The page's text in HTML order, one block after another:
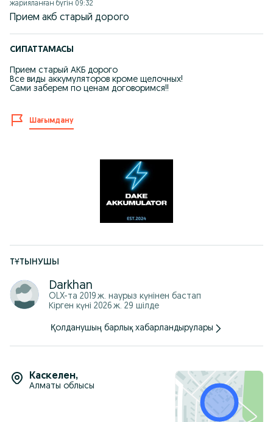
жарияланған бүгін 09:32
Прием акб старый дорого
СИПАТТАМАСЫ
Прием старый АКБ дорого
Все виды аккумуляторов кроме щелочных!
Сами заберем по ценам договоримся!!
Шағымдану
ТҰТЫНУШЫ
Darkhan
OLX-та 2019 ж. наурыз күнінен бастап
Кірген күні 2026 ж. 29 шілде
Қолданушың барлық хабарландырулары
Каскелен,
Алматы облысы